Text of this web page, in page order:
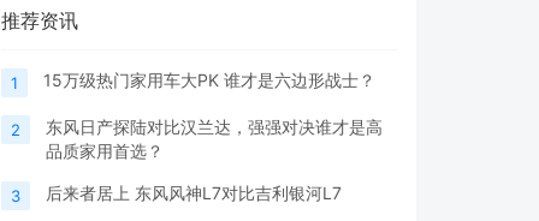
推荐资讯
1 15万级热门家用车大PK 谁才是六边形战士？
2
东风日产探陆对比汉兰达，强强对决谁才是高
品质家用首选？
3 后来者居上 东风风神L7对比吉利银河L7